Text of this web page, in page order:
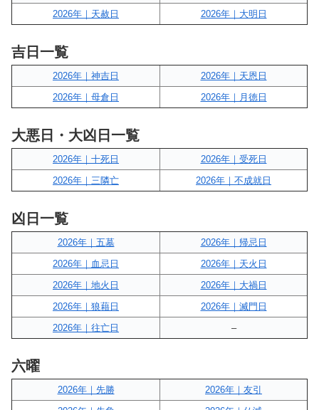
2026年｜天赦日
2026年｜大明日
吉日一覧
2026年｜神吉日
2026年｜天恩日
2026年｜母倉日
2026年｜月徳日
大悪日・大凶日一覧
2026年｜十死日
2026年｜受死日
2026年｜三隣亡
2026年｜不成就日
凶日一覧
2026年｜五墓
2026年｜帰忌日
2026年｜血忌日
2026年｜天火日
2026年｜地火日
2026年｜大禍日
2026年｜狼藉日
2026年｜滅門日
2026年｜往亡日
–
六曜
2026年｜先勝
2026年｜友引